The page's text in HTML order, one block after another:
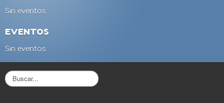
Sin eventos
EVENTOS
Sin eventos
B
u